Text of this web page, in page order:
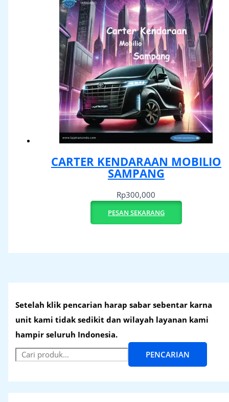
Setelah klik pencarian harap sabar sebentar karna
unit kami tidak sedikit dan wilayah layanan kami
hampir seluruh Indonesia.
PENCARIAN
CARTER KENDARAAN MOBILIO
SAMPANG
Rp300,000
PESAN SEKARANG